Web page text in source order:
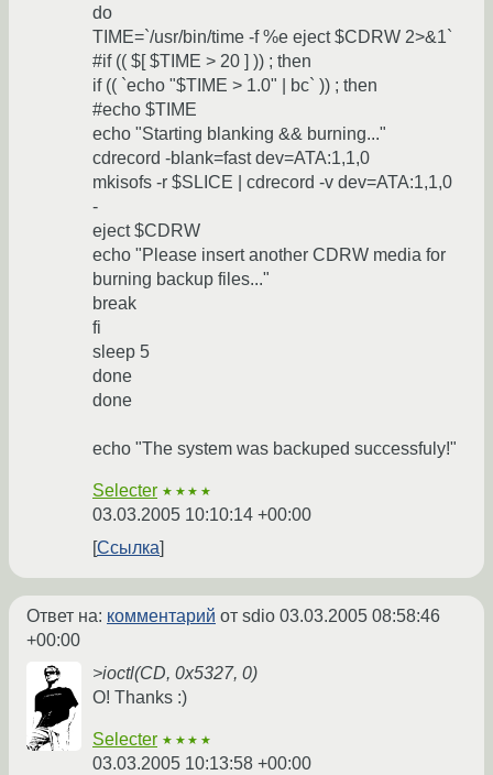
do
TIME=`/usr/bin/time -f %e eject $CDRW 2>&1`
#if (( $[ $TIME > 20 ] )) ; then
if (( `echo "$TIME > 1.0" | bc` )) ; then
#echo $TIME
echo "Starting blanking && burning..."
cdrecord -blank=fast dev=ATA:1,1,0
mkisofs -r $SLICE | cdrecord -v dev=ATA:1,1,0
-
eject $CDRW
echo "Please insert another CDRW media for
burning backup files..."
break
fi
sleep 5
done
done
echo "The system was backuped successfuly!"
Selecter ★★★★
03.03.2005 10:10:14 +00:00
Ссылка
Ответ на: комментарий от sdio 03.03.2005 08:58:46
+00:00
>ioctl(CD, 0x5327, 0)
О! Thanks :)
Selecter ★★★★
03.03.2005 10:13:58 +00:00